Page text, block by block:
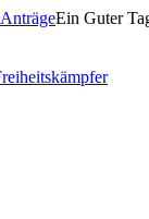
AnträgeEin Guter